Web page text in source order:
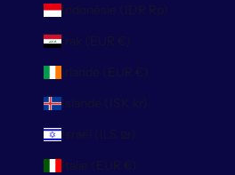
Indonésie (IDR Rp)
Irak (EUR €)
Irlande (EUR €)
Islande (ISK kr)
Israël (ILS ₪)
Italie (EUR €)